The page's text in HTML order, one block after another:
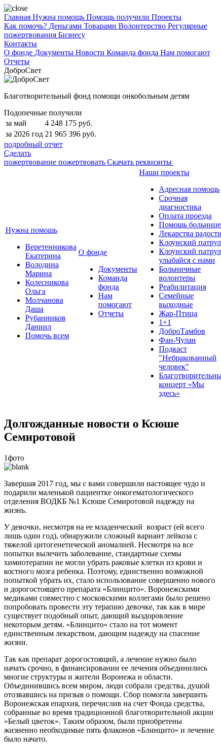
Главная Нужна помощь Помощь получили Проекты
Как помочь? Деньгами Товарами Волонтерство Регулярные
пожертвования Бизнесу
Контакты
О фонде Документы Новости Команда фонда Нам помогают
Отчеты
ДоброСвет
Благотворительный фонд помощи онкобольным детям
Подопечные получили
за май
4 248 175 руб.
за 2026 год 21 965 396 руб.
подробный отчет
Сделать
пожертвование пожертвовать Скачать реквизиты
Нужна помощь
Веретенникова
Екатерина
Володина
Марина
Колесникова
Ольга
Молчанова
Даша
Рубанников
Даниил
Помочь всем
О фонде
Документы
Команда
фонда
Нам
помогают
Отчеты
Наши проекты
Адресная помощь
Срочная
диагностика
Оплата проезда
Помощь больнице
Лекарства
Клоунский
Клоунский
улыбайся с нами
Больничные
волонтеры
Реабилитация
Семейные
выходные
Жар-Птица
1+1
ДоброТамбов
Фан-Чулан
Подкаст
"Небракованный
человек"
концерт «Мы
здесь»
Долгожданные новости о Ксюше
Семиротовой
1фото
Завершая 2017 год, мы с вами совершили настоящее чудо и
подарили маленькой пациентке онкогематологического
отделения ВОДКБ №1 Ксюше Семиротовой надежду на
жизнь.
У девочки, несмотря на ее младенческий возраст (ей всего
лишь один год), обнаружили сложный вариант лейкоза с
тяжелой цитогенетической аномалией. Несмотря на все
попытки вылечить заболевание, стандартные схемы
химиотерапии не могли убрать раковые клетки из крови и
костного мозга ребенка. Поэтому, единственно возможной
попыткой убрать их, стало использование совершенно нового
и дорогостоящего препарата «Блинцито». Воронежскими
медиками совместно с московскими коллегами было решено
попробовать провести эту терапию девочке, так как в мире
существует подобный опыт, дающий выздоровление
некоторым детям. «Блинцито» стало на тот момент
единственным лекарством, дающим надежду на спасение
жизни.
Так как препарат дорогостоящий, а лечение нужно было
начать срочно, в финансировании ее лечения объединились
многие структуры и жители Воронежа и области.
Объединившись всем миром, люди собрали средства, душой
отозвавшись на призыв о помощи. Сбор помогла завершить
Воронежская епархия, перечислив на счет Фонда средства,
собранные во время традиционной благотворительной акции
«Белый цветок». Таким образом, были приобретены
жизненно необходимые пять флаконов «Блинцито» и лечение
было начато.